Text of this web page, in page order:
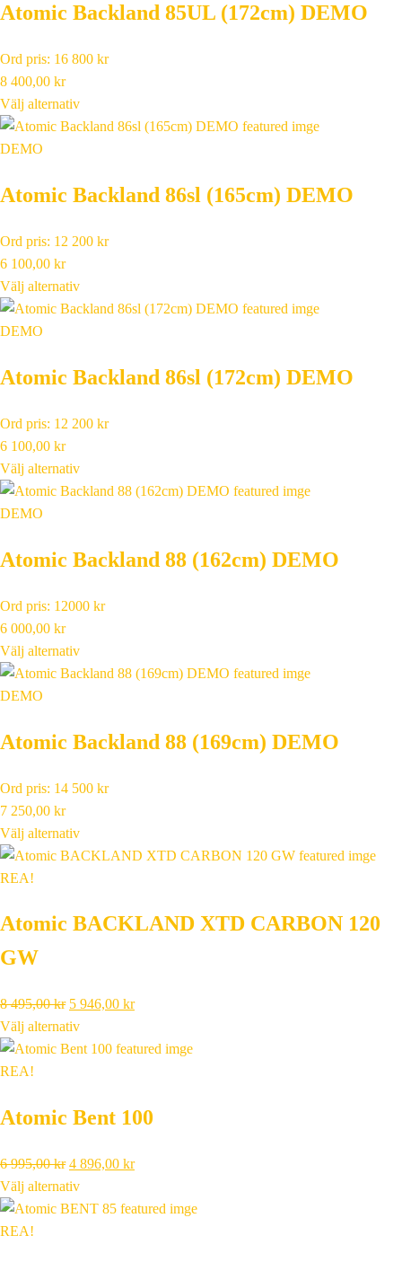
995,00 kr.
596,00 kr.
Atomic Backland 85UL (172cm) DEMO
Ord pris: 16 800 kr
8 400,00 kr
Välj alternativ
DEMO
Atomic Backland 86sl (165cm) DEMO
Ord pris: 12 200 kr
6 100,00 kr
Välj alternativ
DEMO
Atomic Backland 86sl (172cm) DEMO
Ord pris: 12 200 kr
6 100,00 kr
Välj alternativ
DEMO
Atomic Backland 88 (162cm) DEMO
Ord pris: 12000 kr
6 000,00 kr
Välj alternativ
DEMO
Atomic Backland 88 (169cm) DEMO
Ord pris: 14 500 kr
7 250,00 kr
Välj alternativ
REA!
Atomic BACKLAND XTD CARBON 120
GW
8 495,00kr Det
ursprungliga
priset
495,00 kr.
5 946,00 krDet
priset
946,00 kr.
Välj alternativ
REA!
Atomic Bent 100
6 995,00kr Det
ursprungliga
priset
4 896,00 krDet
priset
Välj alternativ
REA!